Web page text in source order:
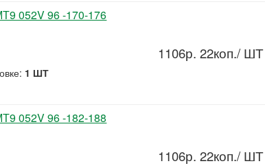
052V 96 -170-176
1 ШТ
1106р. 22коп./ ШТ
052V 96 -182-188
1106р. 22коп./ ШТ